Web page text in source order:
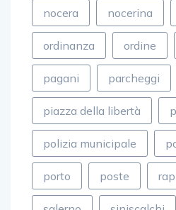
ordinanza ordine
pagani parcheggi
piazza della libertà
polizia municipale
porto poste
salerno siniscalchi